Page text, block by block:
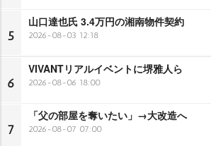
5
山口達也氏 3.4万円の湘南物件契約
2026-08-03 12:18
6
VIVANTリアルイベントに堺雅人ら
2026-08-06 18:00
7
「父の部屋を奪いたい」→大改造へ
2026-08-07 07:00